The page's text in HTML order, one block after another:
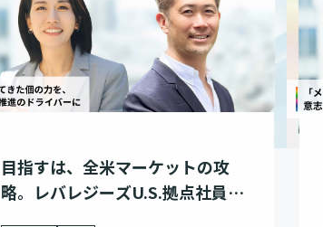
目指すは、全米マーケットの攻
略。レバレジーズU.S.拠点社員の